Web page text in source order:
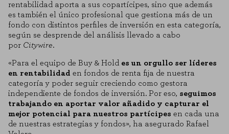
rentabilidad aporta a sus copartícipes, sino que además
es también el único profesional que gestiona más de un
fondo con distintos perfiles de inversión en esta categoría,
según se desprende del análisis llevado a cabo
por Citywire.
«Para el equipo de Buy & Hold es un orgullo ser líderes
en rentabilidad en fondos de renta fija de nuestra
categoría y poder seguir creciendo como gestora
independiente de fondos de inversión. Por eso, seguimos
trabajando en aportar valor añadido y capturar el
mejor potencial para nuestros partícipes en cada una
de nuestras estrategias y fondos», ha asegurado Rafael